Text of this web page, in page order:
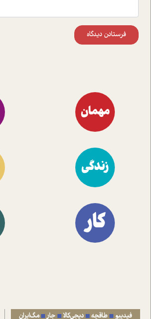
فرستادن دیدگاه
مهمان
زندگی
کار
فیدیبو طاقچه دیجی‌کالا جار مگ‌ایران